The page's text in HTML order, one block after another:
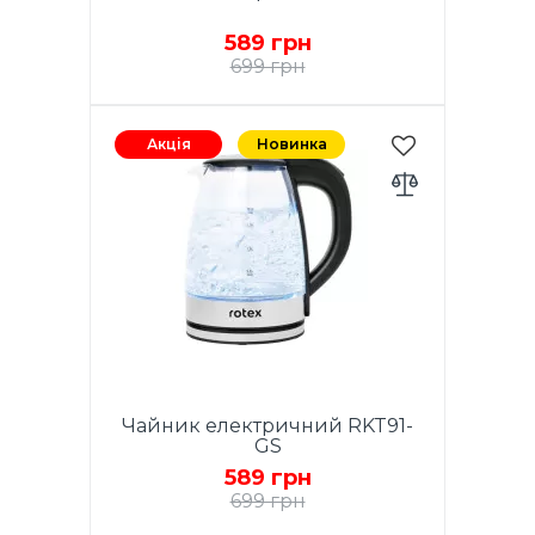
589 грн
699 грн
Ємність 1,7 л. закритий
нагрівальний елемент з
нержавіючої сталі, захист від
перегріву, автовідключення
при відсутності води,
автовідключення при
закипанні, поворотна база
360°, корпус з міцного скла.
Шкала рівня води. LED
Акція Новинка
Чайник електричний RKT91-
GS
589 грн
699 грн